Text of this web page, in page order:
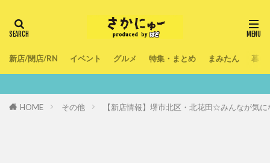
新店/閉店/RN イベント グルメ 特集・まとめ まみたん 暮ら
HOME その他 【新店情報】堺市北区・北花田☆みんなが気